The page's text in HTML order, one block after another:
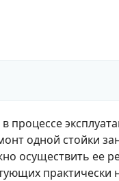
процессе
одной стойки
осуществить ее
практически